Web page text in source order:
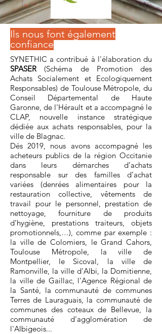
Ils nous font également
confiance
SYNETHIC a contribué à l'élaboration du
SPASER (Schéma de Promotion des
Achats Socialement et Ecologiquement
Responsables) de Toulouse Métropole, du
Conseil Départemental de Haute
Garonne, de l'Hérault eta accompagné le
CLAP, nouvelle instance stratégique
dédiée aux achats responsables, pour la
ville de Blagnac.
Dés 2019, nous avons accompagné les
acheteurs publics de la région Occitanie
dans leurs démarches d’achats
responsable sur des familles d’achat
variées (denrées alimentaires pour la
restauration collective, vêtements de
travail pour le personnel, prestation de
nettoyage, fourniture de produits
d’hygiène, prestations traiteurs, objets
promotionnels,…), comme par exemple :
la ville de Colomiers, le Grand Cahors,
Toulouse Métropole, la ville de
Montpellier, le Sicoval, la ville de
Ramonville, la ville d'Albi, la Domitienne,
la ville de Gaillac, l'Agence Régional de
la Santé, la communauté de communes
Terres de Lauraguais, la communauté de
communes des coteaux de Bellevue, la
communauté d'agglomération de
l'Albigeois...